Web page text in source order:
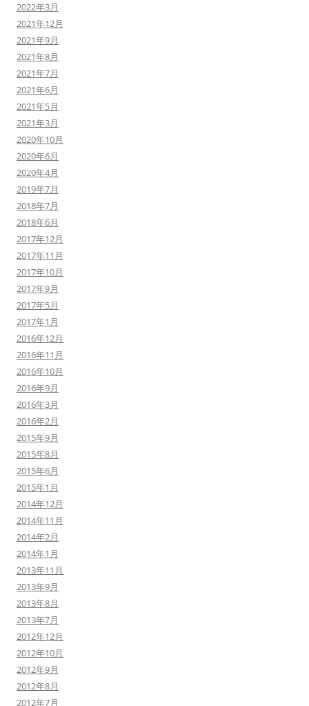
2022年3月
2021年12月
2021年9月
2021年8月
2021年7月
2021年6月
2021年5月
2021年3月
2020年10月
2020年6月
2020年4月
2019年7月
2018年7月
2018年6月
2017年12月
2017年11月
2017年10月
2017年9月
2017年5月
2017年1月
2016年12月
2016年11月
2016年10月
2016年9月
2016年3月
2016年2月
2015年9月
2015年8月
2015年6月
2015年1月
2014年12月
2014年11月
2014年2月
2014年1月
2013年11月
2013年9月
2013年8月
2013年7月
2012年12月
2012年10月
2012年9月
2012年8月
2012年7月